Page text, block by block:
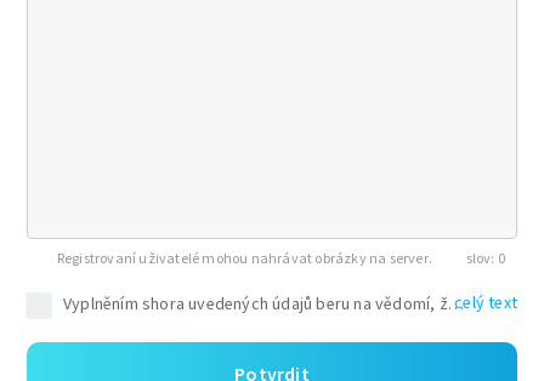
Registrovaní uživatelé mohou nahrávat obrázky na server. 0
celý text
Potvrdit